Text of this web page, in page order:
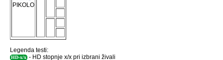
PIKOLO
Legenda testi:
HD-x/x - HD stopnje x/x pri izbrani živali